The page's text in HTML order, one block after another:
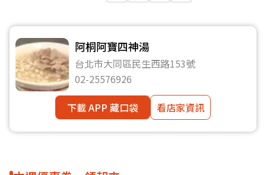
阿桐阿寶四神湯
台北市大同區民生西路153號
02-25576926
下載 APP 藏口袋
看店家資訊